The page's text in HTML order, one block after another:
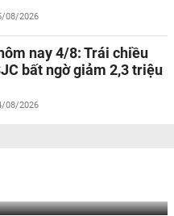
08/2026
nay 4/8: Trái chiều
bất ngờ giảm 2,3 triệu
08/2026